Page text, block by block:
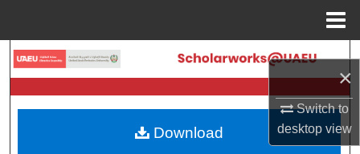
×
Switch to
desktopview
Search
Browse Collections
My Account
Download